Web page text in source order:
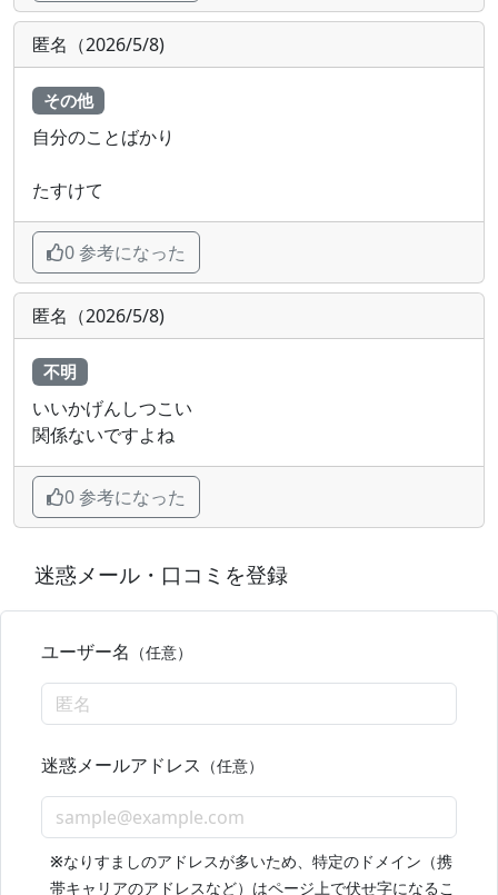
匿名（2026/5/8)
その他
自分のことばかり
たすけて
0 参考になった
匿名（2026/5/8)
不明
いいかげんしつこい
関係ないですよね
0 参考になった
迷惑メール・口コミを登録
ユーザー名 （任意）
迷惑メールアドレス （任意）
※なりすましのアドレスが多いため、特定のドメイン（携
帯キャリアのアドレスなど）はページ上で伏せ字になるこ